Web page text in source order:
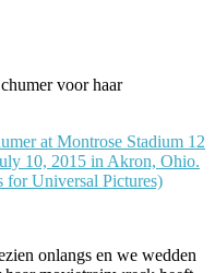
voor haar
onlangs en we wedden